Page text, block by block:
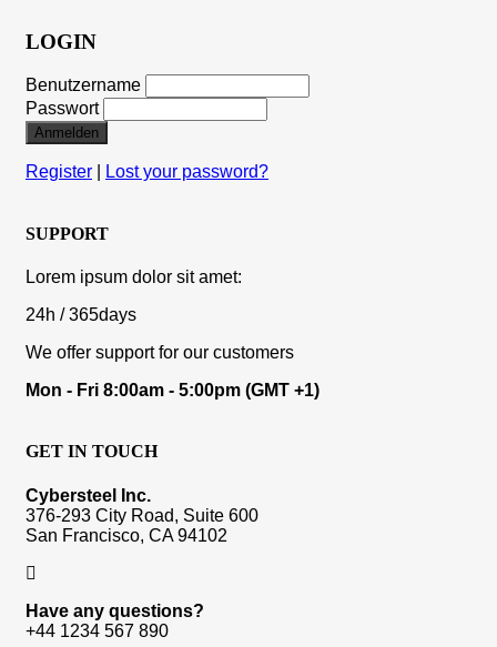
LOGIN
Benutzername
Passwort
Anmelden
Register Lost your password?
SUPPORT
Lorem ipsum dolor sit amet:
24h / 365days
We offer support for our customers
Mon - Fri 8:00am - 5:00pm (GMT +1)
GET IN TOUCH
Cybersteel Inc.
376-293 City Road, Suite 600
San Francisco, CA 94102
Have any questions?
+44 1234 567 890